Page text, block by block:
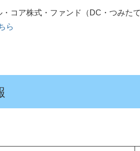
・コア株式・ファンド（DC・つみた
ら